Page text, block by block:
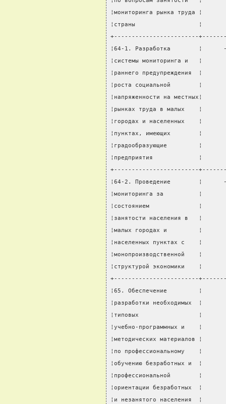
¦мониторинга рынка
¦страны                  ¦
+------------------------
¦64-1. Разработка        ¦
¦системы мониторинга и
¦раннего
¦роста социальной
¦напряженности на
¦рынках труда в малых
¦городах и населенных
¦пунктах, имеющих
¦градообразующие
¦предприятия
+------------------------
¦64-2. Проведение        ¦
¦мониторинга за          ¦
¦состоянием              ¦
¦занятости населения
¦малых городах и
¦населенных пунктах с
¦структурой экономики
+------------------------
¦65. Обеспечение         ¦
¦разработки необходимых
¦типовых                 ¦
¦учебно-программных и
¦методических
¦по профессиональному
¦обучению безработных и
¦профессиональной        ¦
¦ориентации безработных
¦и незанятого населения